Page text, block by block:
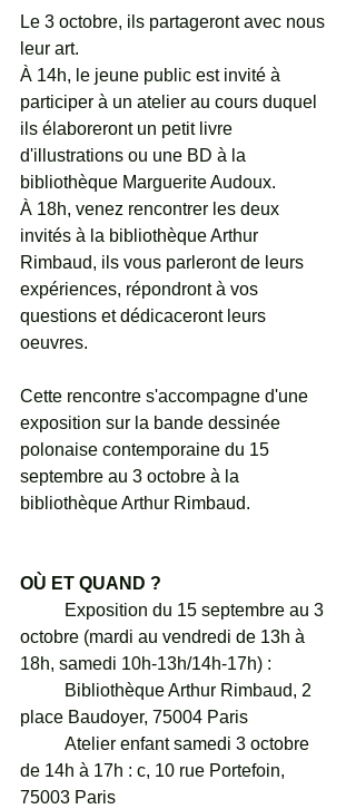
Le 3 octobre, ils partageront avec nous
leur art.
À 14h, le jeune public est invité à
participer à un atelier au cours duquel
ils élaboreront un petit livre
d'illustrations ou une BD à la
bibliothèque Marguerite Audoux.
À 18h, venez rencontrer les deux
invités à la bibliothèque Arthur
Rimbaud, ils vous parleront de leurs
expériences, répondront à vos
questions et dédicaceront leurs
oeuvres.
Cette rencontre s'accompagne d'une
exposition sur la bande dessinée
polonaise contemporaine du 15
septembre au 3 octobre à la
bibliothèque Arthur Rimbaud.
OÙ ET QUAND ?
octobre (mardi au vendredi de 13h à
18h, samedi 10h-13h/14h-17h) :
place Baudoyer, 75004 Paris
de 14h à 17h : c, 10 rue Portefoin,
75003 Paris